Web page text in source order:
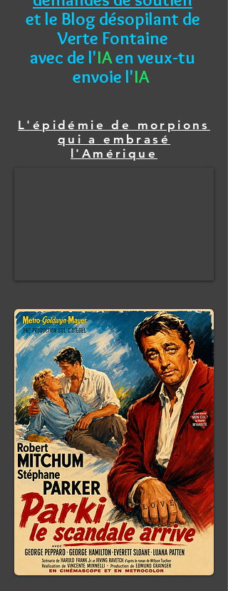
et le Blog désopilant de
Verte Fontaine
avec de l'IAen veux-tu
envoie l'IA
L'épidémie de morpions
qui a embrasé
l'Amérique